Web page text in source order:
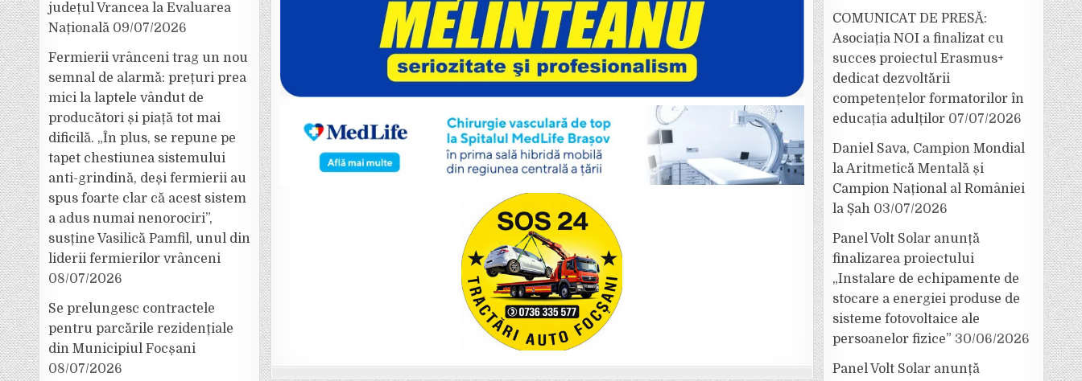
județul Vrancea la Evaluarea
Națională 09/07/2026
Fermierii vrânceni trag un nou
semnal de alarmă: prețuri prea
mici la laptele vândut de
producători și piață tot mai
dificilă. „În plus, se repune pe
tapet chestiunea sistemului
anti-grindină, deși fermierii au
spus foarte clar că acest sistem
a adus numai nenorociri”,
susține Vasilică Pamfil, unul din
liderii fermierilor vrânceni
08/07/2026
Se prelungesc contractele
pentru parcările rezidențiale
din Municipiul Focșani
08/07/2026
COMUNICAT DE PRESĂ:
Asociația NOI a finalizat cu
succes proiectul Erasmus+
dedicat dezvoltării
competențelor formatorilor în
educația adulților 07/07/2026
Daniel Sava, Campion Mondial
la Aritmetică Mentală și
Campion Național al României
la Șah 03/07/2026
Panel Volt Solar anunță
finalizarea proiectului
„Instalare de echipamente de
stocare a energiei produse de
sisteme fotovoltaice ale
persoanelor fizice” 30/06/2026
Panel Volt Solar anunță